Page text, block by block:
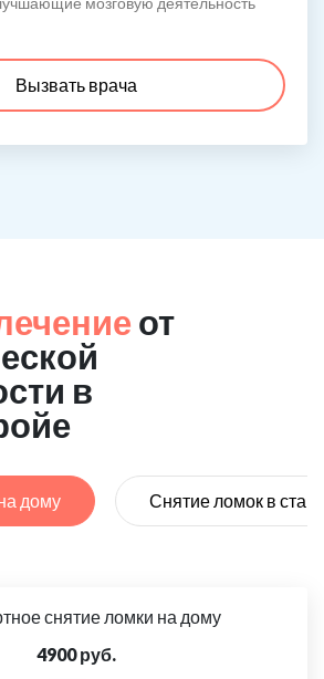
Вызвать врача
от
в
дому Снятие ломок в
снятие ломки на дому
4900 руб.